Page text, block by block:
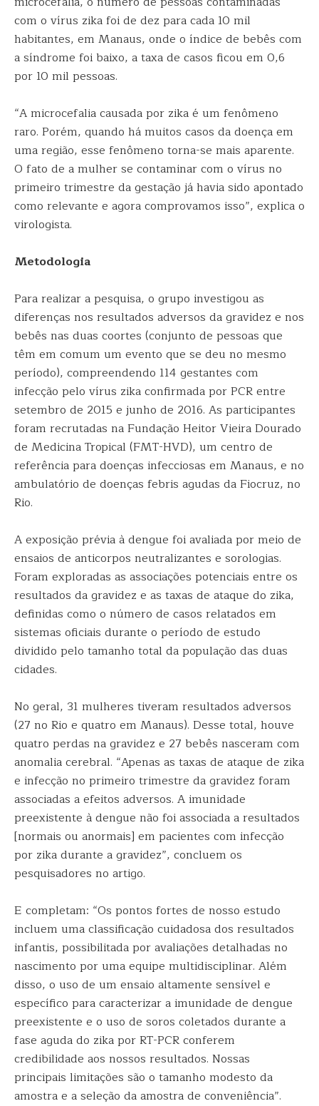
com o vírus zika foi de dez para cada 10 mil
habitantes, em Manaus, onde o índice de bebês com
a síndrome foi baixo, a taxa de casos ficou em 0,6
por 10 mil pessoas.
“A microcefalia causada por zika é um fenômeno
raro. Porém, quando há muitos casos da doença em
uma região, esse fenômeno torna-se mais aparente.
O fato de a mulher se contaminar com o vírus no
primeiro trimestre da gestação já havia sido apontado
como relevante e agora comprovamos isso”, explica o
virologista.
Metodologia
Para realizar a pesquisa, o grupo investigou as
diferenças nos resultados adversos da gravidez e nos
bebês nas duas coortes (conjunto de pessoas que
têm em comum um evento que se deu no mesmo
período), compreendendo 114 gestantes com
infecção pelo vírus zika confirmada por PCR entre
setembro de 2015 e junho de 2016. As participantes
foram recrutadas na Fundação Heitor Vieira Dourado
de Medicina Tropical (FMT-HVD), um centro de
referência para doenças infecciosas em Manaus, e no
ambulatório de doenças febris agudas da Fiocruz, no
Rio.
A exposição prévia à dengue foi avaliada por meio de
ensaios de anticorpos neutralizantes e sorologias.
Foram exploradas as associações potenciais entre os
resultados da gravidez e as taxas de ataque do zika,
definidas como o número de casos relatados em
sistemas oficiais durante o período de estudo
dividido pelo tamanho total da população das duas
cidades.
No geral, 31 mulheres tiveram resultados adversos
(27 no Rio e quatro em Manaus). Desse total, houve
quatro perdas na gravidez e 27 bebês nasceram com
anomalia cerebral. “Apenas as taxas de ataque de zika
e infecção no primeiro trimestre da gravidez foram
associadas a efeitos adversos. A imunidade
preexistente à dengue não foi associada a resultados
[normais ou anormais] em pacientes com infecção
por zika durante a gravidez”, concluem os
pesquisadores no artigo.
E completam: “Os pontos fortes de nosso estudo
incluem uma classificação cuidadosa dos resultados
infantis, possibilitada por avaliações detalhadas no
nascimento por uma equipe multidisciplinar. Além
disso, o uso de um ensaio altamente sensível e
específico para caracterizar a imunidade de dengue
preexistente e o uso de soros coletados durante a
fase aguda do zika por RT-PCR conferem
credibilidade aos nossos resultados. Nossas
principais limitações são o tamanho modesto da
amostra e a seleção da amostra de conveniência”.